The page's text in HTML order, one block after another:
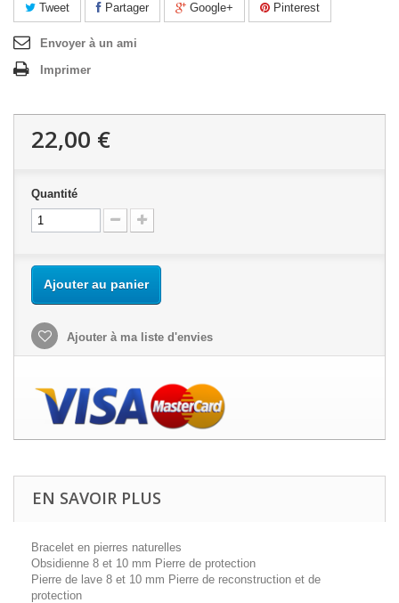
Tweet Partager Google+ Pinterest
Envoyer à un ami
Imprimer
22,00 €
Quantité
Ajouter au panier
Ajouter à ma liste d'envies
EN SAVOIR PLUS
Bracelet en pierres naturelles
Obsidienne 8 et 10 mm Pierre de protection
Pierre de lave 8 et 10 mm Pierre de reconstruction et de
protection